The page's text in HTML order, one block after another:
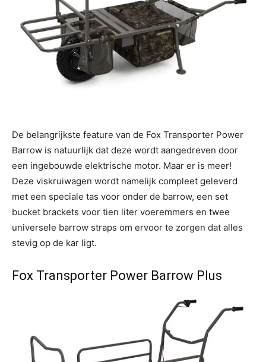
De belangrijkste feature van de Fox Transporter Power
Barrow is natuurlijk dat deze wordt aangedreven door
een ingebouwde elektrische motor. Maar er is meer!
Deze viskruiwagen wordt namelijk compleet geleverd
met een speciale tas voor onder de barrow, een set
bucket brackets voor tien liter voeremmers en twee
universele barrow straps om ervoor te zorgen dat alles
stevig op de kar ligt.
Fox Transporter Power Barrow Plus